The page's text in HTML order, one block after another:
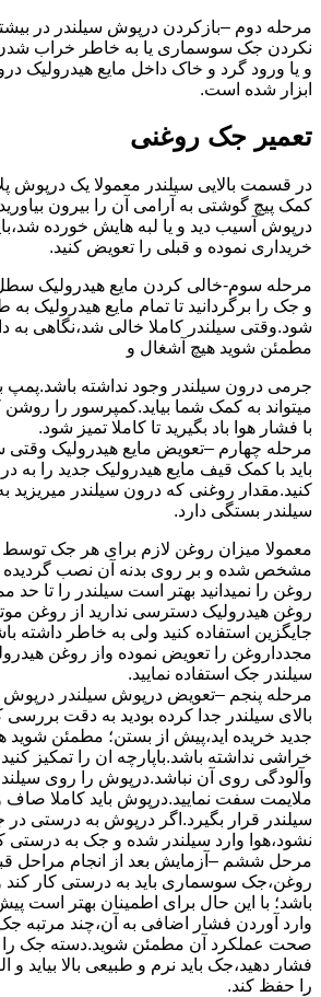
مرحله دوم –بازکردن درپوش سیلندر در
نکردن جک سوسماری یا به خاطر خراب
و یا ورود گرد و خاک داخل مایع هیدرولیک
ابزار شده است.
تعمیر جک روغنی
در قسمت بالایی سیلندر معمولا یک درپوش
کمک پیچ گوشتی به آرامی آن را بیرون
درپوش آسیب دید و یا لبه هایش خورده
خریداری نموده و قبلی را تعویض کنید.
مرحله سوم-خالی کردن مایع هیدرولیک
و جک را برگردانید تا تمام مایع هیدرولیک
شود.وقتی سیلندر کاملا خالی شد،نگاهی به
مطمئن شوید هیچ آشغال و
جرمی درون سیلندر وجود نداشته باشد.پمپ
میتواند به کمک شما بیاید.کمپرسور را روشن
با فشار هوا باد بگیرید تا کاملا تمیز شود.
مرحله چهارم –تعویض مایع هیدرولیک وقتی
باید با کمک قیف مایع هیدرولیک جدید را به
کنید.مقدار روغنی که درون سیلندر میریزید
سیلندر بستگی دارد.
معمولا میزان روغن لازم برای هر جک
مشخص شده و بر روی بدنه آن نصب گردیده
روغن را نمیدانید بهتر است سیلندر را تا حد
جایگزین استفاده کنید ولی به خاطر داشته
مجدداروغن را تعویض نموده واز روغن
سیلندر جک استفاده نمایید.
مرحله پنجم –تعویض درپوش سیلندر درپوش
بالای سیلندر جدا کرده بودید به دقت
جدید خریده اید،پیش از بستن؛ مطمئن شوید
خراشی نداشته باشد.باپارچه ان را تمکیز کنید
وآلودگی روی آن نباشد.درپوش را روی سیلندر
ملایمت سفت نمایید.درپوش باید کاملا
سیلندر قرار بگیرد.اگر درپوش به درستی در
نشود،هوا وارد سیلندر شده و جک به درستی
مرحل ششم –آزمایش بعد از انجام مراحل
روغن،جک سوسماری باید به درستی کار کند
باشد؛ با این حال برای اطمینان بهتر است
وارد آوردن فشار اضافی به آن،چند مرتبه جک
صحت عملکرد آن مطمئن شوید.دسته جک را
فشار دهید،جک باید نرم و طبیعی بالا بیاید و
را حفظ کند.